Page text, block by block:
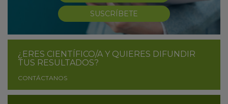
SUSCRÍBETE
¿ERES CIENTÍFICO/A Y QUIERES DIFUNDIR
TUS RESULTADOS?
CONTÁCTANOS